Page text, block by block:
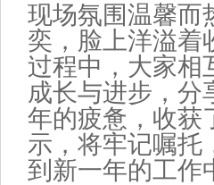
现场氛围温馨而
奕，脸上洋溢着
过程中，大家相
成长与进步，分
年的疲惫，收获
示，将牢记嘱托
到新一年的工作